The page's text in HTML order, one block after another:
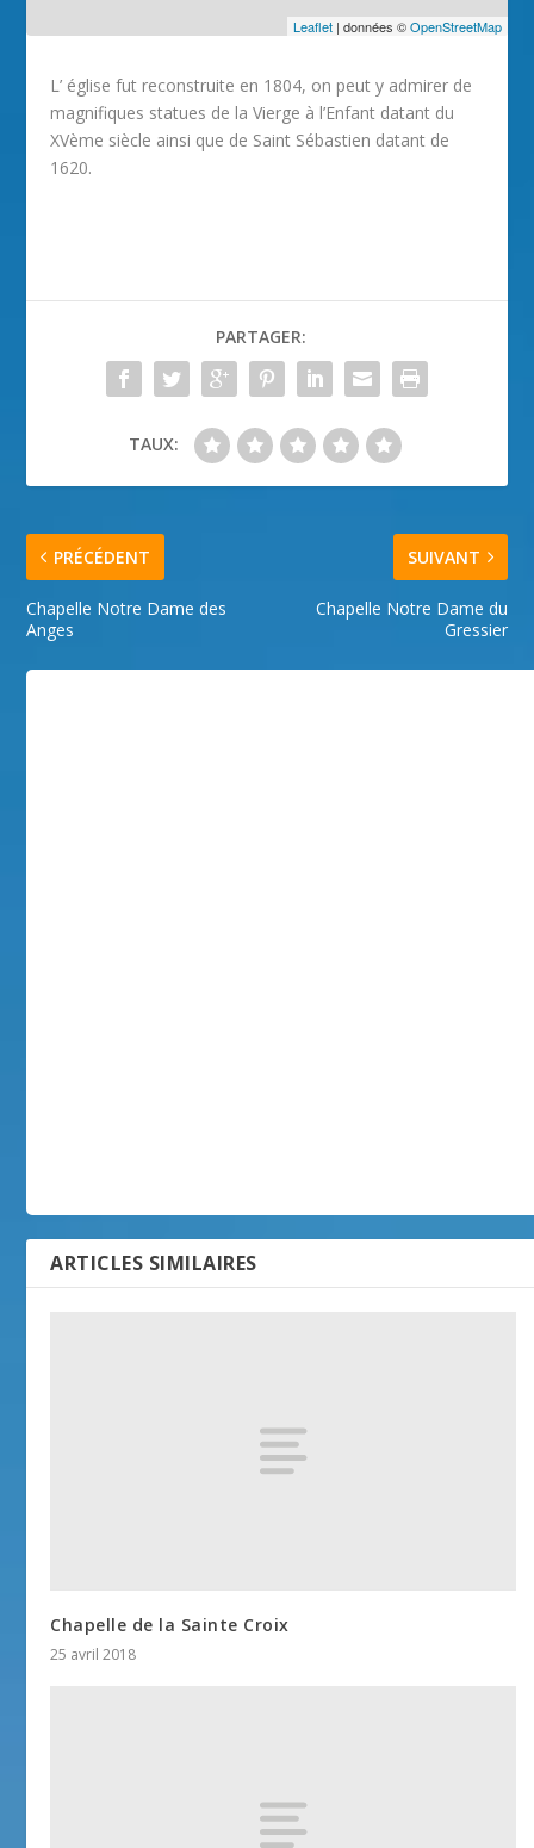
Leaflet| données ©OpenStreetMap
L’ église fut reconstruite en 1804, on peut y admirer de
magnifiques statues de la Vierge à l’Enfant datant du
XVème siècle ainsi que de Saint Sébastien datant de
1620.
PARTAGER:
TAUX:
PRÉCÉDENT
Chapelle Notre Dame des
Anges
SUIVANT
Chapelle Notre Dame du
Gressier
ARTICLES SIMILAIRES
Chapelle de la Sainte Croix
25 avril 2018